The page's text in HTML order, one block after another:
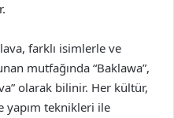
farklı isimlerle ve
mutfağında “Baklawa”,
olarak bilinir. Her kültür,
yapım teknikleri ile